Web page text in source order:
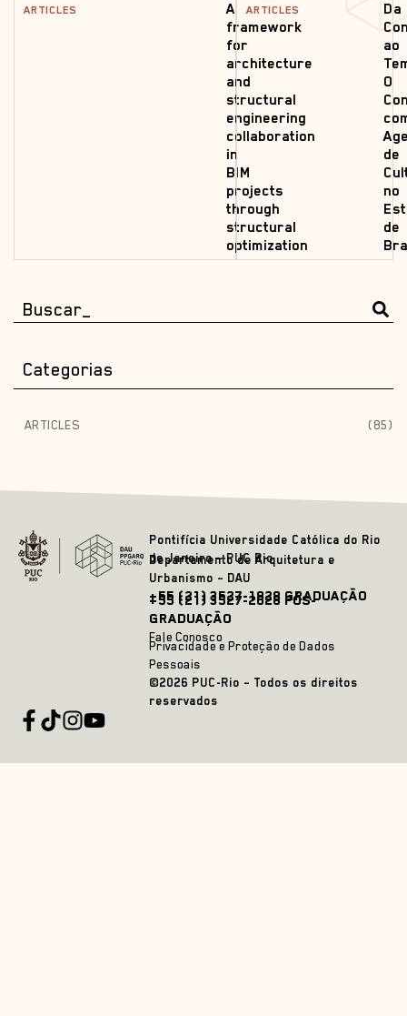
ARTICLES
A
framework
for
architecture
and
structural
engineering
collaboration
in
BIM
projects
through
structural
optimization
ARTICLES
Da
ao
O
de
no
de
Categorias
ARTICLES (85)
Pontifícia Universidade Católica do Rio
de Janeiro – PUC Rio
Departamento de Arquitetura e
Urbanismo – DAU
+55 (21) 3527-1828 GRADUAÇÃO
+55 (21) 3527-2628 PÓS-
GRADUAÇÃO
Fale Conosco
Privacidade e Proteção de Dados
Pessoais
©2026 PUC-Rio – Todos os direitos
reservados